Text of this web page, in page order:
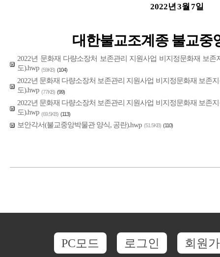
2022년 3월 7일
대한불교조계종 불교중
2022년 문화재 다량소장처 보존관리 지원사업 비지정문화재 보
도).hwp (59KB) (104)
2022년 문화재 다량소장처 보존관리 지원사업 비지정문화재 보존
도).hwp (77KB) (99)
2022년 문화재 다량소장처 보존관리 지원사업 비지정문화재 보존
도).hwp (69.5KB) (113)
보안각서(불교중앙박물관 양식, 공란).hwp (51.5KB) (110)
PC모드 로그인 회원